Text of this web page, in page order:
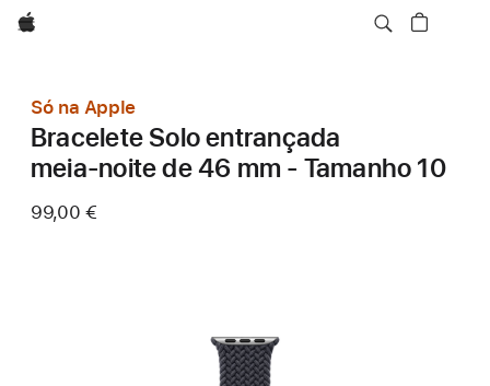
Apple
Só na Apple
Bracelete Solo entrançada
meia‑noite de 46 mm - Tamanho 10
99,00 €